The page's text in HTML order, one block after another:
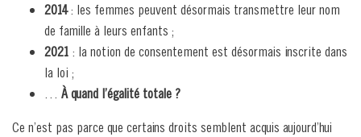
2014: les femmes peuvent désormais transmettre leur nom
de famille à leurs enfants ;
2021 : la notion de consentement est désormais inscrite dans
la loi ;
… À quand l’égalité totale ?
Ce n’est pas parce que certains droits semblent acquis aujourd’hui